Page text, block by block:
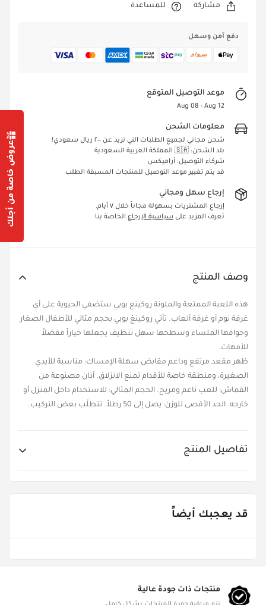
مشاركة للمساعدة
دفع آمن وسهل
موعد التوصيل المتوقع
Aug 08 - Aug 12
معلومات الشحن
شحن مجاني لجميع الطلبات التي تزيد عن ٢٠٠ ريال سعودي!
بلد الشحن: 🇸🇦 المملكة العربية السعودية
شركاء التوصيل: أراميكس
قد يتم تغيير موعد التوصيل للمنتجات المسبقة الطلب
إرجاع سهل ومجاني
إرجاع المشتريات بسهولة مجاناً خلال ٧ أيام.
تعرف المزيد على سياسية الإرجاع الخاصة بنا
وصف المنتج
هذه اللعبة الممتعة والملونة روكينغ بوبي ستضفي الحيوية على أي
غرفة نوم أو غرفة ألعاب. تأتي روكينغ بوبي بحجم مثالي للأطفال الصغار
وحوافها الملساء وسطحها سهل تنظيف يجعلها خياراً مفضلاً
للأمهات.
ظهر مقعد مرتفع وداعم مقابض سهلة الإمساك: مناسبة للأيدي
الصغيرة، ومنطقة خاصة للأقدام تمنع الانزلاق. آذان مصنوعة من
القماش: للعب ناعم ومريح. الحجم المثالي: للاستخدام داخل المنزل أو
خارجه. الحد الأقصى للوزن: يصل إلى 50 رطلاً. تتطلّب بعض التركيب.
تفاصيل المنتج
قد يعجبك أيضاً
منتجات ذات جودة عالية
Confirm your age
Are you 18 years old or older? عروض خاصة من أجلك